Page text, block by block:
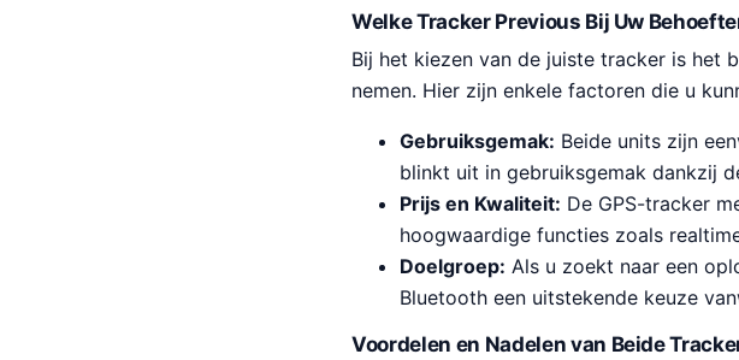
Welke Tracker Previous Bij Uw
Bij het kiezen van de juiste tracker is het
nemen. Hier zijn enkele factoren die u
Gebruiksgemak: Beide units zijn
blinkt uit in gebruiksgemak dankzij
Prijs en Kwaliteit: De GPS-tracker
hoogwaardige functies zoals
Doelgroep: Als u zoekt naar een
Bluetooth een uitstekende keuze
Voordelen en Nadelen van Beide